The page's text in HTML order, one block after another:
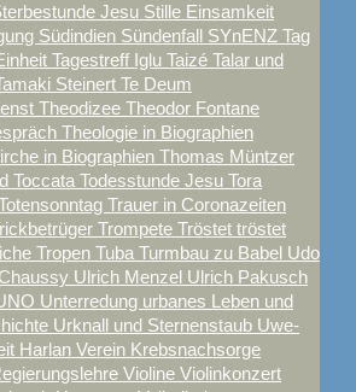
Jesu Stille Einsamkeit
Südindien Sündenfall SYnENZ Tag
Tagestreff Iglu Taizé Talar und
Steinert Te Deum
Theodizee Theodor Fontane
Theologie in Biographien
in Biographien Thomas Müntzer
Toccata Todesstunde Jesu Tora
Trauer in Coronazeiten
Trompete Tröstet tröstet
Tropen Tuba Turmbau zu Babel Udo
Ulrich Menzel Ulrich Pakusch
Unterredung urbanes Leben und
Urknall und Sternenstaub Uwe-
Harlan Verein Krebsnachsorge
Violine Violinkonzert